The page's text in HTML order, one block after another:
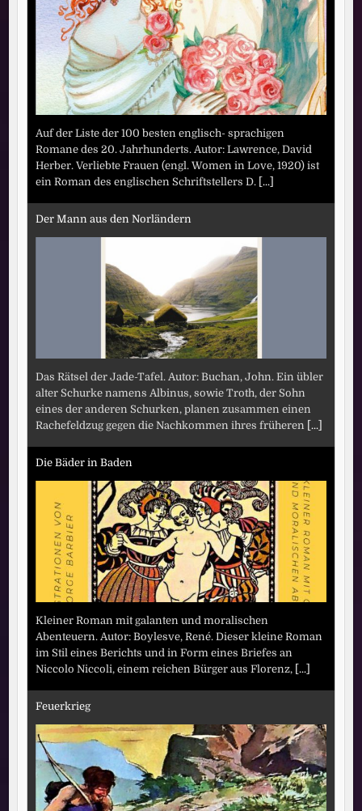
Auf der Liste der 100 besten englisch- sprachigen
Romane des 20. Jahrhunderts. Autor: Lawrence, David
Herber. Verliebte Frauen (engl. Women in Love, 1920) ist
ein Roman des englischen Schriftstellers D. [...]
Der Mann aus den Norländern
Das Rätsel der Jade-Tafel. Autor: Buchan, John. Ein übler
alter Schurke namens Albinus, sowie Troth, der Sohn
eines der anderen Schurken, planen zusammen einen
Rachefeldzug gegen die Nachkommen ihres früheren [...]
Die Bäder in Baden
Kleiner Roman mit galanten und moralischen
Abenteuern. Autor: Boylesve, René. Dieser kleine Roman
im Stil eines Berichts und in Form eines Briefes an
Niccolo Niccoli, einem reichen Bürger aus Florenz, [...]
Feuerkrieg